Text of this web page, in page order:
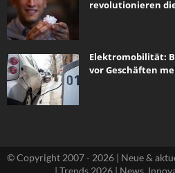
revolutionieren
Elektromobilität:
vor Geschäften
© Copyright 2007 - 2026 | Neue &